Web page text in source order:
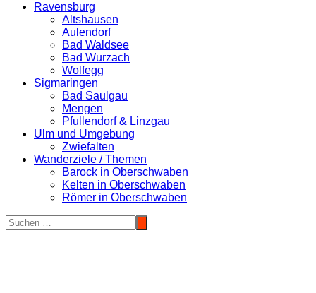
Ravensburg
Altshausen
Aulendorf
Bad Waldsee
Bad Wurzach
Wolfegg
Sigmaringen
Bad Saulgau
Mengen
Pfullendorf & Linzgau
Ulm und Umgebung
Zwiefalten
Wanderziele / Themen
Barock in Oberschwaben
Kelten in Oberschwaben
Römer in Oberschwaben